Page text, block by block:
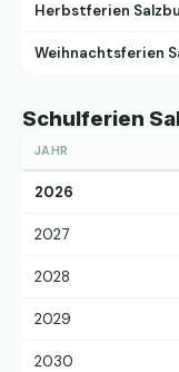
Herbstferien
Weihnachtsferien
Schulferien
JAHR
2026
2027
2028
2029
2030